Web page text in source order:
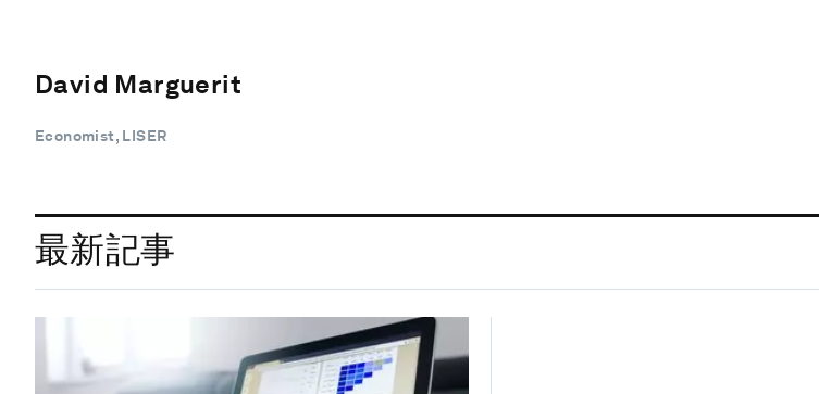
David Marguerit
Economist, LISER
最新記事